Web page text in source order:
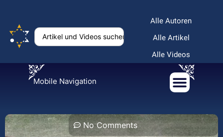
Alle Autoren
Alle Artikel
Alle Videos
Mobile Navigation
No Comments